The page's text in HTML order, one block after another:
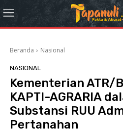
Beranda Nasional
NASIONAL
Kementerian ATR/
KAPTI-AGRARIA
Substansi RUU
Pertanahan